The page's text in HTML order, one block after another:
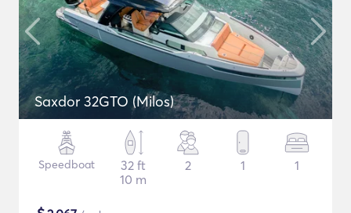
Saxdor 32GTO (Milos)
Speedboat
32 ft
10 m
2 1 1